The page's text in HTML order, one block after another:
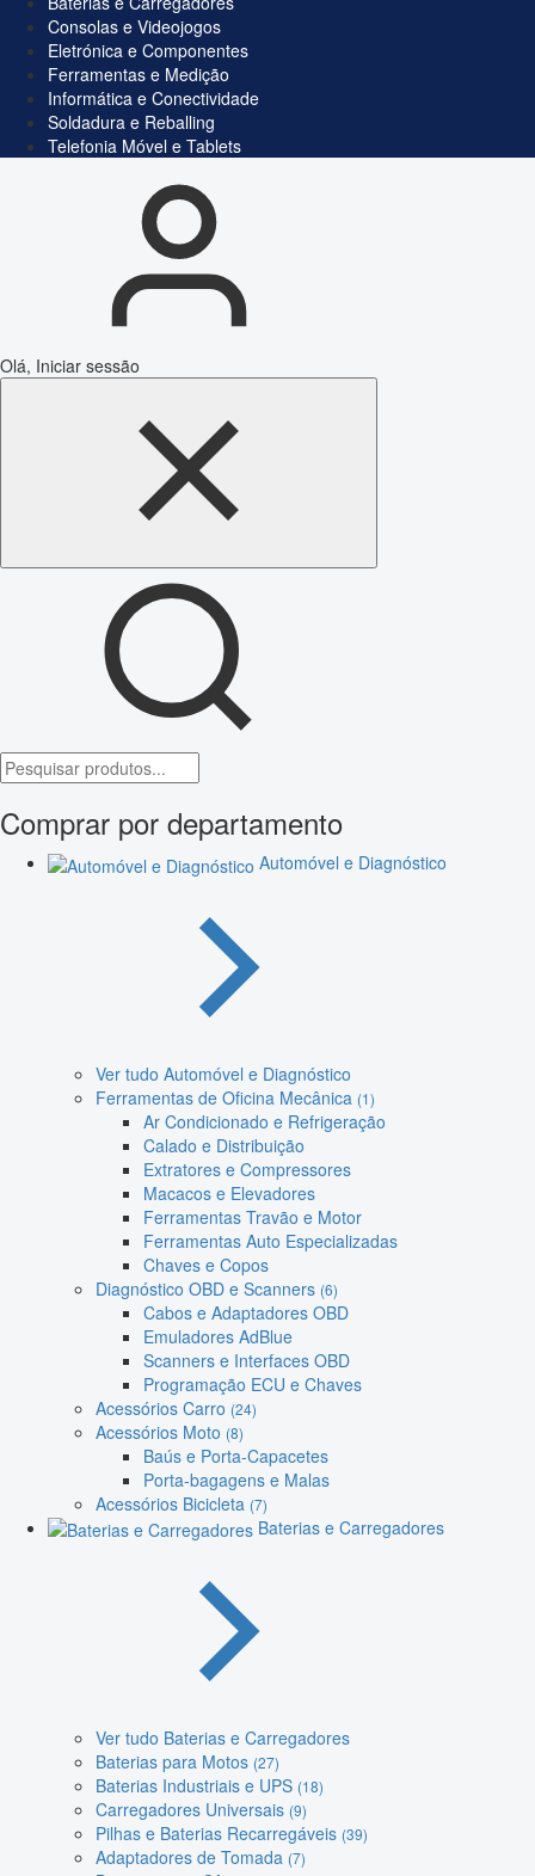
Consolas e Videojogos
Eletrónica e Componentes
Ferramentas e Medição
Informática e Conectividade
Soldadura e Reballing
Telefonia Móvel e Tablets
Olá, Iniciar sessão
Comprar por departamento
Automóvel e Diagnóstico
Ver tudo Automóvel e Diagnóstico
Ferramentas de Oficina Mecânica (1)
Ar Condicionado e Refrigeração
Calado e Distribuição
Extratores e Compressores
Macacos e Elevadores
Ferramentas Travão e Motor
Ferramentas Auto Especializadas
Chaves e Copos
Diagnóstico OBD e Scanners (6)
Cabos e Adaptadores OBD
Emuladores AdBlue
Scanners e Interfaces OBD
Programação ECU e Chaves
Acessórios Carro (24)
Acessórios Moto (8)
Baús e Porta-Capacetes
Porta-bagagens e Malas
Acessórios Bicicleta (7)
Baterias e Carregadores
Ver tudo Baterias e Carregadores
Baterias para Motos (27)
Baterias Industriais e UPS (18)
Carregadores Universais (9)
Pilhas e Baterias Recarregáveis (39)
Adaptadores de Tomada (7)